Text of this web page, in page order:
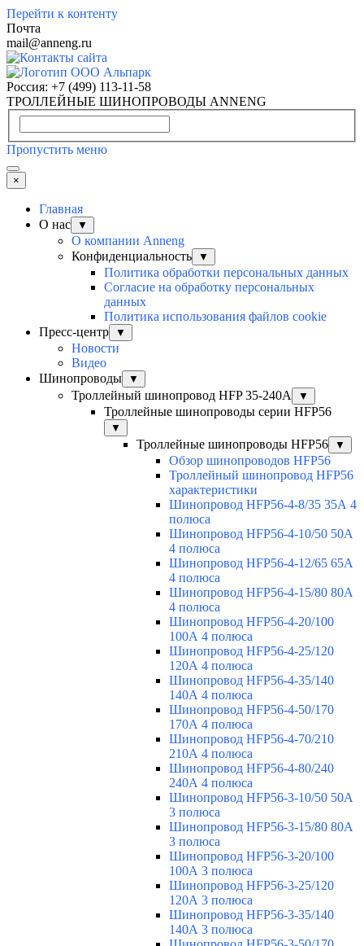
Перейти к контенту
Почта
mail@anneng.ru
Россия: +7 (499) 113-11-58
ТРОЛЛЕЙНЫЕ ШИНОПРОВОДЫ ANNENG
Пропустить меню
×
Главная
О нас
▼
О компании Anneng
Конфиденциальность
▼
Политика обработки персональных данных
Согласие на обработку персональных
данных
Политика использования файлов cookie
Пресс-центр
▼
Новости
Видео
Шинопроводы
▼
Троллейный шинопровод HFP 35-240А ▼
Троллейные шинопроводы серии HFP56
▼
Троллейные шинопроводы HFP56 ▼
Обзор шинопроводов HFP56
Троллейный шинопровод HFP56
характеристики
Шинопровод HFP56-4-8/35 35А 4
полюса
Шинопровод HFP56-4-10/50 50А
4 полюса
Шинопровод HFP56-4-12/65 65А
4 полюса
Шинопровод HFP56-4-15/80 80А
4 полюса
Шинопровод HFP56-4-20/100
100А 4 полюса
Шинопровод HFP56-4-25/120
120А 4 полюса
Шинопровод HFP56-4-35/140
140А 4 полюса
Шинопровод HFP56-4-50/170
170А 4 полюса
Шинопровод HFP56-4-70/210
210А 4 полюса
Шинопровод HFP56-4-80/240
240А 4 полюса
Шинопровод HFP56-3-10/50 50А
3 полюса
Шинопровод HFP56-3-15/80 80А
3 полюса
Шинопровод HFP56-3-20/100
100А 3 полюса
Шинопровод HFP56-3-25/120
120А 3 полюса
Шинопровод HFP56-3-35/140
140А 3 полюса